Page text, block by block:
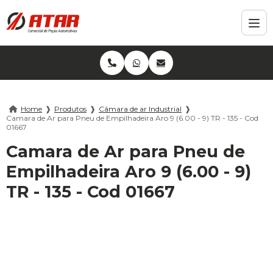
Home ❱ Produtos ❱ Câmara de ar Industrial ❱
Camara de Ar para Pneu de Empilhadeira Aro 9 (6.00 - 9) TR - 135 - Cod
01667
Camara de Ar para Pneu de
Empilhadeira Aro 9 (6.00 - 9)
TR - 135 - Cod 01667